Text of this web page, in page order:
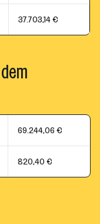
37.703,14 €
69.244,06 €
820,40 €